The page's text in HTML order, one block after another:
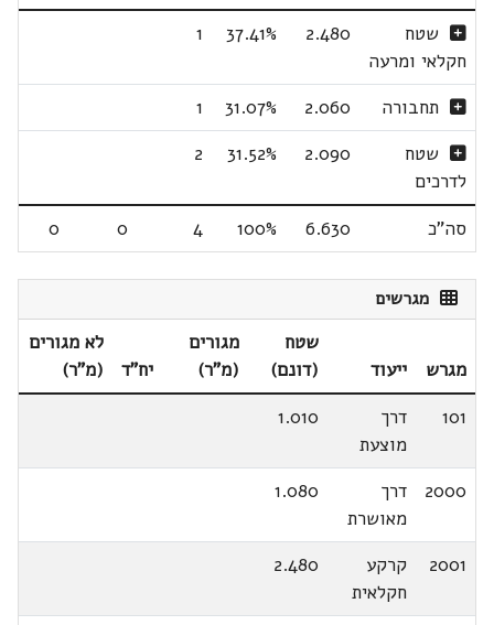
שטח
חקלאי ומרעה
2.480
37.41%
1
תחבורה 2.060
31.07%
1
שטח
לדרכים
2.090
31.52%
2
סה"כ 6.630
100%
4
0
0
מגרשים
מגרש ייעוד
שטח
(דונם)
מגורים
(מ"ר)
יח"ד
לא מגורים
(מ"ר)
101
דרך
מוצעת
1.010
2000
דרך
מאושרת
1.080
2001
קרקע
חקלאית
2.480